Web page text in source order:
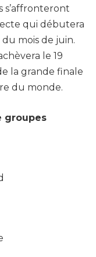
s’affronteront
qui débutera
du mois de juin.
le 19
la grande finale
du monde.
groupes